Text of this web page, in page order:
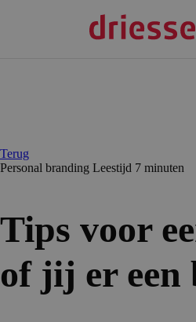
Terug
Personal branding Leestijd 7 minuten
Tips voor
of jij er een